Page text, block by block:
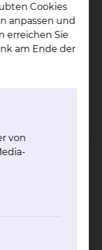
im Bett:
auf einer
bei
Cookies
anpassen und
erreichen Sie
am Ende der
von